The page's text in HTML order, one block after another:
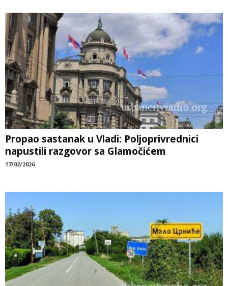
Propao sastanak u Vladi: Poljoprivrednici
napustili razgovor sa Glamočićem
17/02/2026